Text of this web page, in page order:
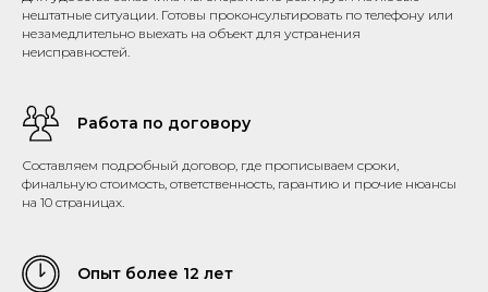
нештатные ситуации. Готовы проконсультировать по телефону или
незамедлительно выехать на объект для устранения
неисправностей.
Работа по договору
Составляем подробный договор, где прописываем сроки,
финальную стоимость, ответственность, гарантию и прочие нюансы
на 10 страницах.
Опыт более 12 лет